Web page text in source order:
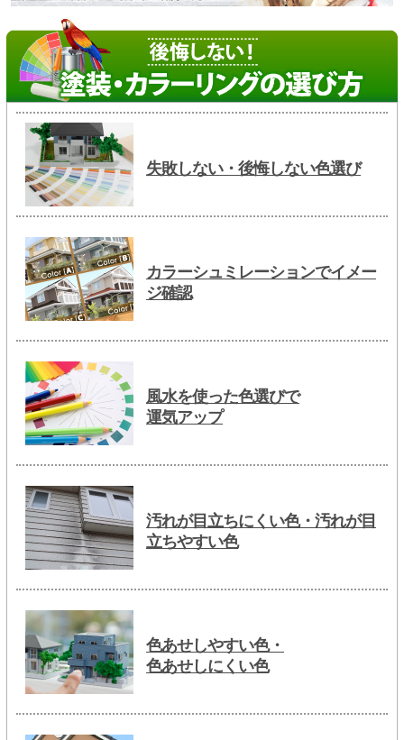
失敗しない・後悔しない色選び
カラーシュミレーションでイメー
ジ確認
風水を使った色選びで
運気アップ
汚れが目立ちにくい色・汚れが目
立ちやすい色
色あせしやすい色・
色あせしにくい色